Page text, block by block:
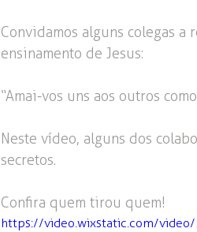
Convidamos alguns colegas
ensinamento de Jesus:
“Amai-vos uns aos outros
Neste vídeo, alguns dos
secretos.
Confira quem tirou quem!
https://video.wixstatic.com/